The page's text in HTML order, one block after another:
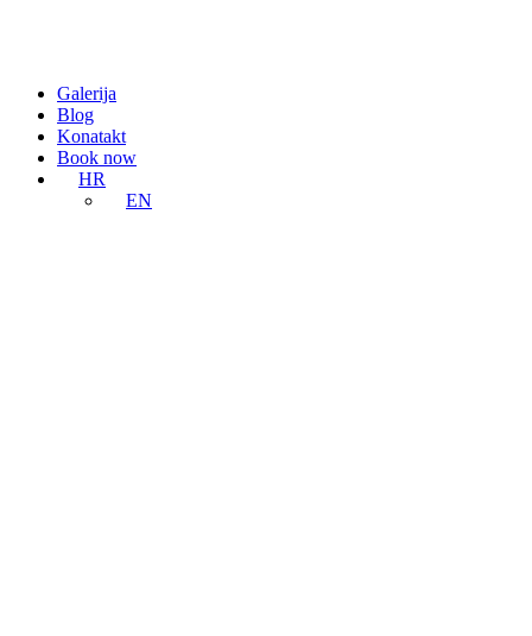
Galerija
Blog
Konatakt
Book now
HR
EN